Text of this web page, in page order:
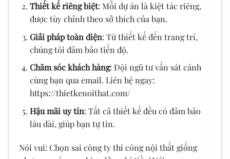
Thiết kế riêng biệt: Mỗi dự án là kiệt tác riêng,
được tùy chỉnh theo sở thích của bạn.
Giải pháp toàn diện: Từ thiết kế đến trang trí,
chúng tôi đảm bảo tiến độ.
Chăm sóc khách hàng: Đội ngũ tư vấn sát cánh
cùng bạn qua email. Liên hệ ngay:
https://thietkenoithat.com/
Hậu mãi uy tín: Tất cả thiết kế đều có đảm bảo
lâu dài, giúp bạn tự tin.
Nói vui: Chọn sai công ty thi công nội thất giống